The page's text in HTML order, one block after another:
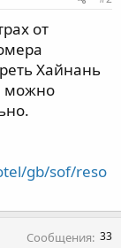
от
Хайнань
можно
gb/sof/reso
Сообщения 33